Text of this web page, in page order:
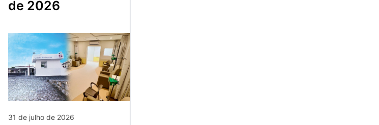
de 2026
31 de julho de 2026